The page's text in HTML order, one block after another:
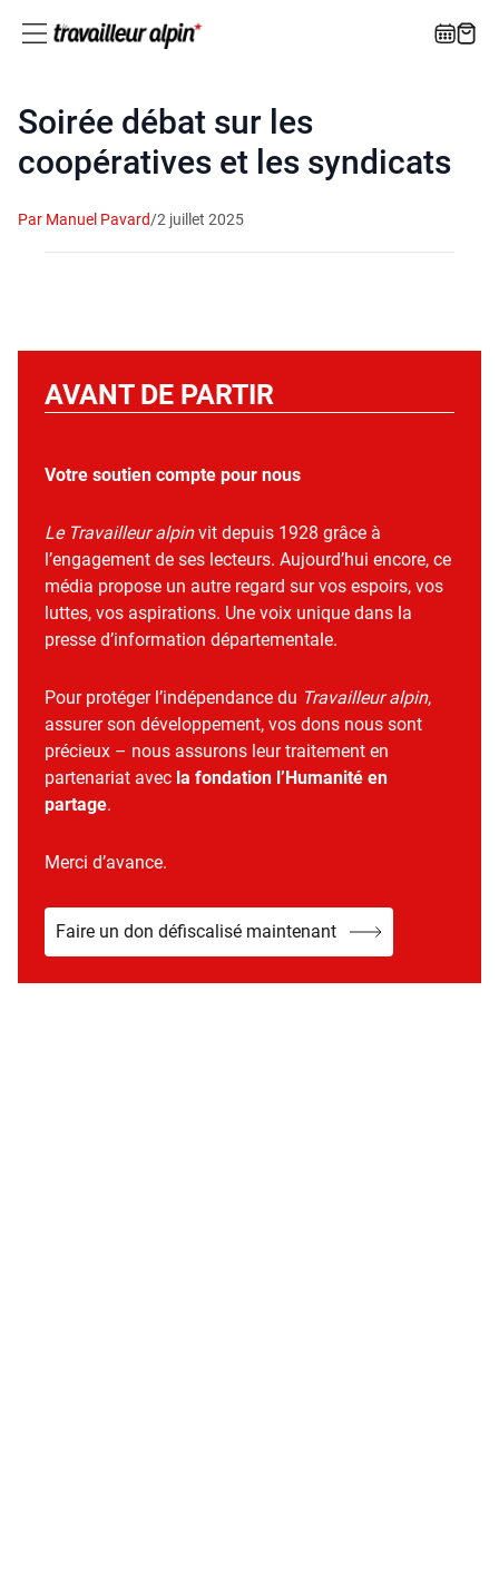
Soirée débat sur les
coopératives et les syndicats
Par Manuel Pavard/2 juillet 2025
AVANT DE PARTIR
Votre soutien compte pour nous
Le Travailleur alpinvit depuis 1928 grâce à
l’engagement de ses lecteurs. Aujourd’hui encore, ce
média propose un autre regard sur vos espoirs, vos
luttes, vos aspirations. Une voix unique dans la
presse d’information départementale.
Pour protéger l’indépendance du Travailleur alpin,
assurer son développement, vos dons nous sont
précieux – nous assurons leur traitement en
partenariat avec la fondation l’Humanité en
partage.
Merci d’avance.
Faire un don défiscalisé maintenant